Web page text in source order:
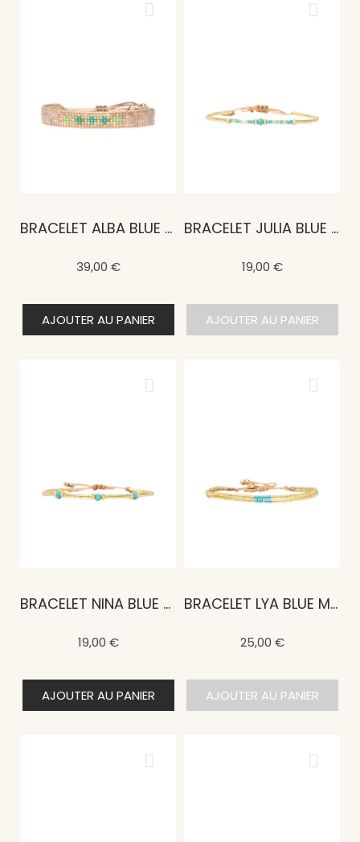
BRACELET ALBA BLUE MALDIVES
39,00 €
AJOUTER AU PANIER
BRACELET JULIA BLUE MALDIVES
19,00 €
AJOUTER AU PANIER
BRACELET NINA BLUE MALDIVES
19,00 €
AJOUTER AU PANIER
BRACELET LYA BLUE MALDIVES
25,00 €
AJOUTER AU PANIER